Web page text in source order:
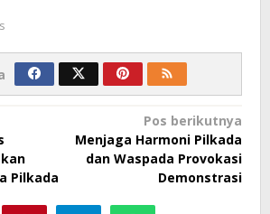
Pilkada
Pos berikutnya
Menjaga Harmoni Pilkada
dan Waspada Provokasi
Demonstrasi